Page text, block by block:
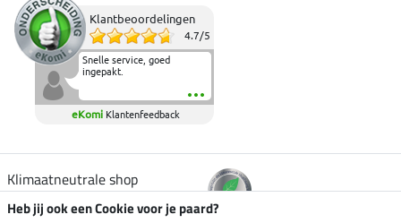
Klantbeoordelingen
4.7/5
Snelle service, goed
ingepakt.
eKomi Klantenfeedback
Klimaatneutrale shop
Heb jij ook een Cookie voor je paard?